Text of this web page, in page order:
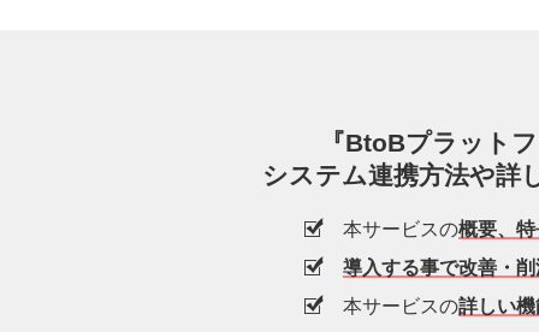
『BtoBプラット
システム連携方法や詳
本サービスの概要、
導入する事で改善・
本サービスの詳しい